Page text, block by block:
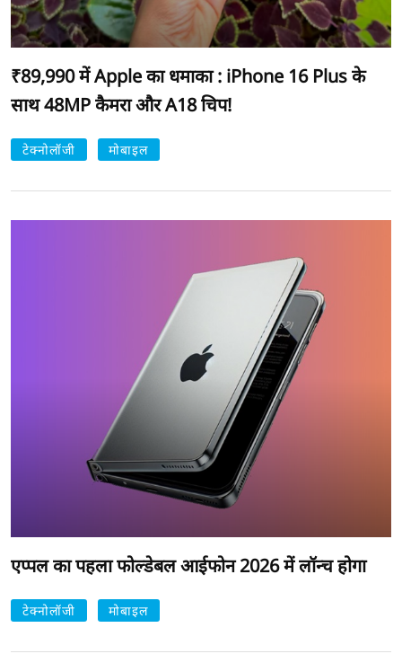
₹89,990 में Apple का धमाका : iPhone 16 Plus के
साथ 48MP कैमरा और A18 चिप!
टेक्नोलॉजी मोबाइल
एप्पल का पहला फोल्डेबल आईफोन 2026 में लॉन्च होगा
टेक्नोलॉजी मोबाइल